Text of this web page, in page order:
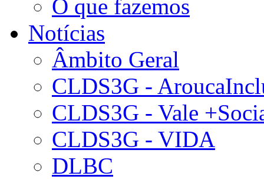
O que fazemos
Notícias
Âmbito Geral
CLDS3G -
CLDS3G - Vale
CLDS3G - VIDA
DLBC